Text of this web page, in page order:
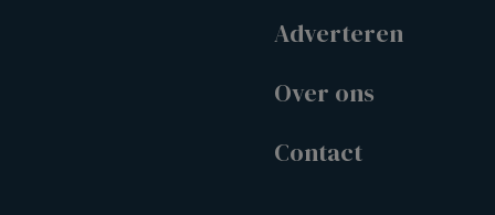
Adverteren
Over ons
Contact